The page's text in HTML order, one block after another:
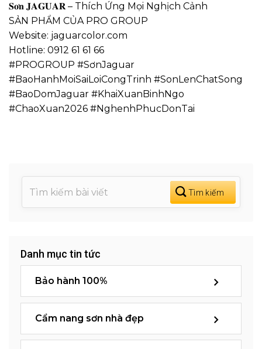
𝐒𝐨̛𝐧 𝐉𝐀𝐆𝐔𝐀𝐑 – Thích Ứng Mọi Nghịch Cảnh
SẢN PHẨM CỦA PRO GROUP
Website: jaguarcolor.com
Hotline: 0912 61 61 66
#PROGROUP #SơnJaguar
#BaoHanhMoiSaiLoiCongTrinh #SonLenChatSong
#BaoDomJaguar #KhaiXuanBinhNgo
#ChaoXuan2026 #NghenhPhucDonTai
Danh mục tin tức
Bảo hành 100%
Cẩm nang sơn nhà đẹp